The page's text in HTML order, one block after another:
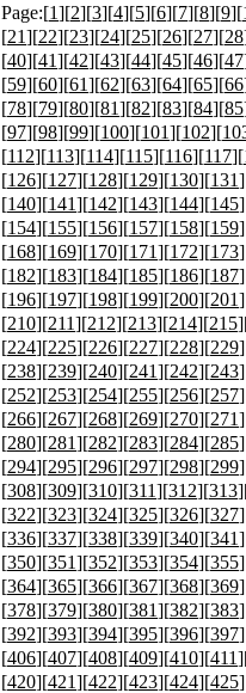
Page:[1][2][3][4][5][6][7][8][9][
[21][22][23][24][25][26][27][28
[40][41][42][43][44][45][46][47
[59][60][61][62][63][64][65][66
[78][79][80][81][82][83][84][85
[97][98][99][100][101][102][
[112][113][114][115][116][117][
[126][127][128][129][130][131
[140][141][142][143][144][145
[154][155][156][157][158][159
[168][169][170][171][172][173
[182][183][184][185][186][187
[196][197][198][199][200][201
[210][211][212][213][214][215
[224][225][226][227][228][229
[238][239][240][241][242][243
[252][253][254][255][256][257
[266][267][268][269][270][271
[280][281][282][283][284][285
[294][295][296][297][298][299
[308][309][310][311][312][313
[322][323][324][325][326][327
[336][337][338][339][340][341
[350][351][352][353][354][355
[364][365][366][367][368][369
[378][379][380][381][382][383
[392][393][394][395][396][397
[406][407][408][409][410][411
[420][421][422][423][424][425